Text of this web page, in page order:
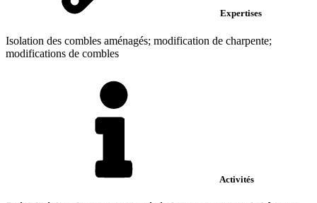
Expertises
Isolation des combles aménagés; modification de charpente;
modifications de combles
Activités